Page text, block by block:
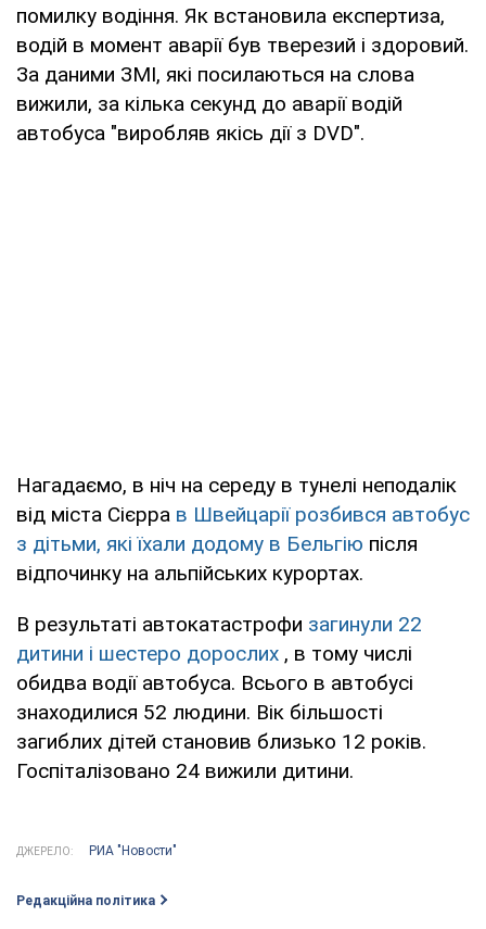
помилку водіння. Як встановила експертиза,
водій в момент аварії був тверезий і здоровий.
За даними ЗМІ, які посилаються на слова
вижили, за кілька секунд до аварії водій
автобуса "виробляв якісь дії з DVD".
Нагадаємо, в ніч на середу в тунелі неподалік
від міста Сієрра в Швейцарії розбився автобус
з дітьми, які їхали додому в Бельгію після
відпочинку на альпійських курортах.
В результаті автокатастрофи загинули 22
дитини і шестеро дорослих , в тому числі
обидва водії автобуса. Всього в автобусі
знаходилися 52 людини. Вік більшості
загиблих дітей становив близько 12 років.
Госпіталізовано 24 вижили дитини.
ДЖЕРЕЛО: РИА "Новости"
Редакційна політика